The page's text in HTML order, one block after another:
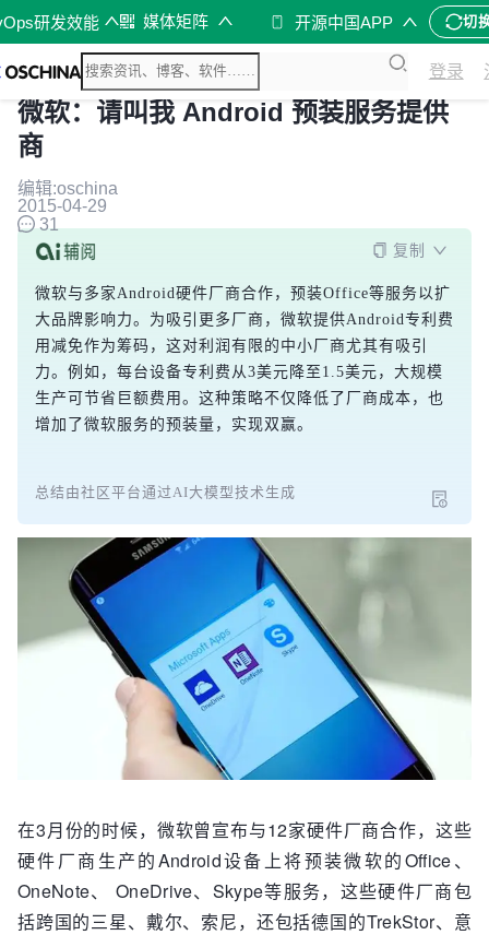
研发效能 媒体矩阵 开源中国APP 切
登录
微软：请叫我 Android 预装服务提供
商
编辑:oschina
2015-04-29
31
复制
微软与多家Android硬件厂商合作，预装Office等服务以扩
大品牌影响力。为吸引更多厂商，微软提供Android专利费
用减免作为筹码，这对利润有限的中小厂商尤其有吸引
力。例如，每台设备专利费从3美元降至1.5美元，大规模
生产可节省巨额费用。这种策略不仅降低了厂商成本，也
增加了微软服务的预装量，实现双赢。
总结由社区平台通过AI大模型技术生成
在3月份的时候，微软曾宣布与12家硬件厂商合作，这些
硬件厂商生产的Android设备上将预装微软的Office、
OneNote、 OneDrive、Skype等服务，这些硬件厂商包
括跨国的三星、戴尔、索尼，还包括德国的TrekStor、意